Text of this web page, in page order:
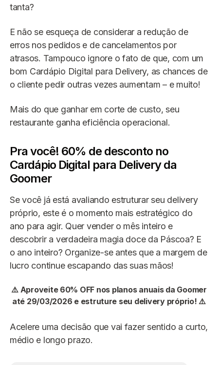
tanta?
E não se esqueça de considerar a redução de
erros nos pedidos e de cancelamentos por
atrasos. Tampouco ignore o fato de que, com um
bom Cardápio Digital para Delivery, as chances de
o cliente pedir outras vezes aumentam – e muito!
Mais do que ganhar em corte de custo, seu
restaurante ganha eficiência operacional.
Pra você! 60% de desconto no
Cardápio Digital para Delivery da
Goomer
Se você já está avaliando estruturar seu delivery
próprio, este é o momento mais estratégico do
ano para agir. Quer vender o mês inteiro e
descobrir a verdadeira magia doce da Páscoa? E
o ano inteiro? Organize-se antes que a margem de
lucro continue escapando das suas mãos!
⚠️ Aproveite 60% OFF nos planos anuais da Goomer
até 29/03/2026 e estruture seu delivery próprio!⚠️
Acelere uma decisão que vai fazer sentido a curto,
médio e longo prazo.